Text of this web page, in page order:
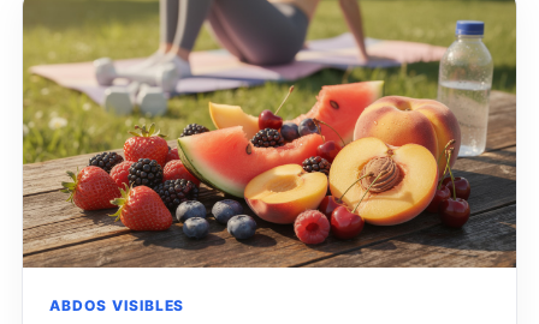
ABDOS VISIBLES